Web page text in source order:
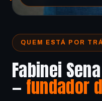
QUEM ESTÁ POR
Fabinei Sena
— fundador